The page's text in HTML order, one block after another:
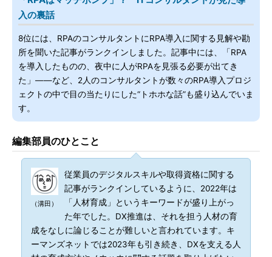
入の裏話
8位には、RPAのコンサルタントにRPA導入に関する見解や勘
所を聞いた記事がランクインしました。記事中には、「RPA
を導入したものの、夜中に人がRPAを見張る必要が出てき
た」――など、2人のコンサルタントが数々のRPA導入プロジ
ェクトの中で目の当たりにした“トホホな話”も盛り込んでいま
す。
編集部員のひとこと
（溝田）
従業員のデジタルスキルや取得資格に関する
記事がランクインしているように、2022年は
「人材育成」というキーワードが盛り上がっ
た年でした。DX推進は、それを担う人材の育
成をなしに論じることが難しいと言われています。キ
ーマンズネットでは2023年も引き続き、DXを支える人